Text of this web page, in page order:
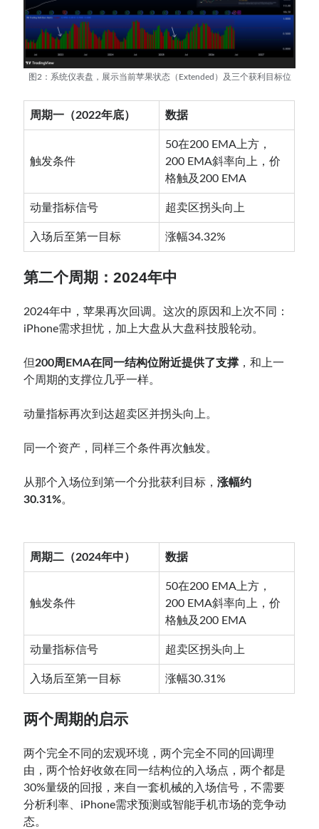
图2：系统仪表盘，展示当前苹果状态（Extended）及三个获利目标位
周期一（2022年底） 数据
触发条件
50在200 EMA上方，
200 EMA斜率向上，价
格触及200 EMA
动量指标信号 超卖区拐头向上
入场后至第一目标 涨幅34.32%
第二个周期：2024年中
2024年中，苹果再次回调。这次的原因和上次不同：
iPhone需求担忧，加上大盘从大盘科技股轮动。
但200周EMA在同一结构位附近提供了支撑 ，和上一
个周期的支撑位几乎一样。
动量指标再次到达超卖区并拐头向上。
同一个资产，同样三个条件再次触发。
从那个入场位到第一个分批获利目标，涨幅约
30.31%。
周期二（2024年中） 数据
触发条件
50在200 EMA上方，
200 EMA斜率向上，价
格触及200 EMA
动量指标信号 超卖区拐头向上
入场后至第一目标 涨幅30.31%
两个周期的启示
两个完全不同的宏观环境，两个完全不同的回调理
由，两个恰好收敛在同一结构位的入场点，两个都是
30%量级的回报，来自一套机械的入场信号，不需要
分析利率、iPhone需求预测或智能手机市场的竞争动
态。